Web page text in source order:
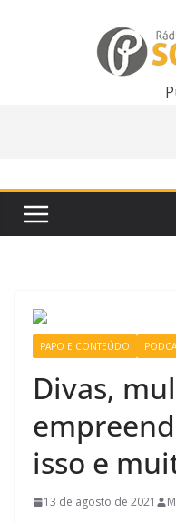
PAPO E CONTEÚDO
Divas,
isso e
13 de agosto de 2021